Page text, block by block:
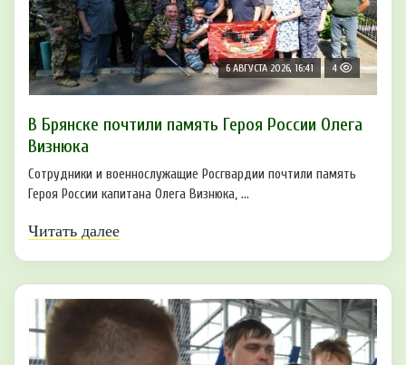
6 АВГУСТА 2026, 16:41 4
В Брянске почтили память Героя России Олега
Визнюка
Сотрудники и военнослужащие Росгвардии почтили память
Героя России капитана Олега Визнюка, ...
Читать далее